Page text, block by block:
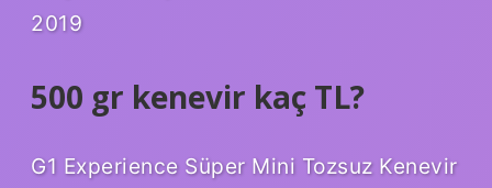
2019
500 gr kenevir kaç TL?
G1 Experience Süper Mini Tozsuz Kenevir